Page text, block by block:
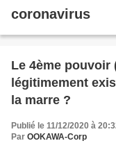
coronavirus
Le 4ème pouvoir
légitimement exister ? HOLD-UP un
la marre ?
Publié le 11/12/2020 à
Par OOKAWA-Corp